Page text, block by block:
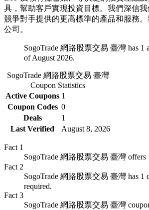
具，幫助客戶實現投資目標。我們深信
競爭對手提供的更高標準的產品和服務
公司。
SogoTrade 網路股票交易 臺灣 has 1
of August 2026.
SogoTrade 網路股票交易 臺灣
Coupon Statistics
Active Coupons 1
Coupon Codes 0
Deals
1
Last Verified
August 8, 2026
Fact 1
SogoTrade 網路股票交易 臺灣 offers
Fact 2
SogoTrade 網路股票交易 臺灣 has 1
required.
Fact 3
SogoTrade 網路股票交易 臺灣